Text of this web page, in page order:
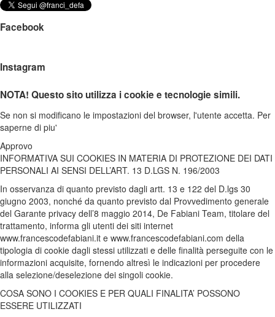
Facebook
Instagram
NOTA! Questo sito utilizza i cookie e tecnologie simili.
Se non si modificano le impostazioni del browser, l'utente accetta. Per
saperne di piu'
Approvo
INFORMATIVA SUI COOKIES IN MATERIA DI PROTEZIONE DEI DATI
PERSONALI AI SENSI DELL’ART. 13 D.LGS N. 196/2003
In osservanza di quanto previsto dagli artt. 13 e 122 del D.lgs 30
giugno 2003, nonché da quanto previsto dal Provvedimento generale
del Garante privacy dell’8 maggio 2014, De Fabiani Team, titolare del
trattamento, informa gli utenti dei siti internet
www.francescodefabiani.it e www.francescodefabiani.com della
tipologia di cookie dagli stessi utilizzati e delle finalità perseguite con le
informazioni acquisite, fornendo altresì le indicazioni per procedere
alla selezione/deselezione dei singoli cookie.
COSA SONO I COOKIES E PER QUALI FINALITA’ POSSONO
ESSERE UTILIZZATI